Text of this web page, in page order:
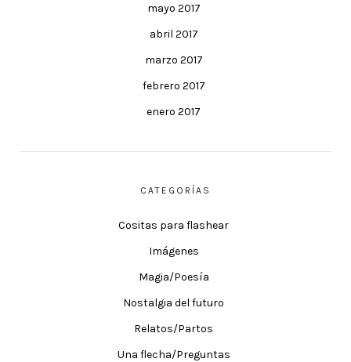
mayo 2017
abril 2017
marzo 2017
febrero 2017
enero 2017
CATEGORÍAS
Cositas para flashear
Imágenes
Magia/Poesía
Nostalgia del futuro
Relatos/Partos
Una flecha/Preguntas